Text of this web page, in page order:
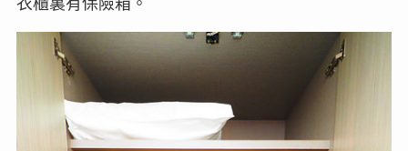
衣櫃裏有保險箱。